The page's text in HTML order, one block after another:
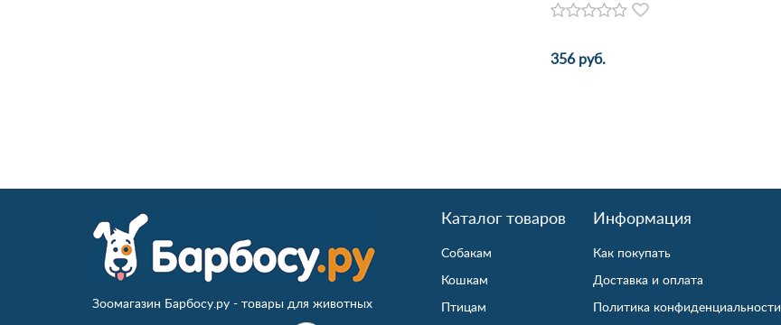
356 руб.
Зоомагазин Барбосу.ру - товары для животных
Каталог товаров
Собакам
Кошкам
Птицам
Информация
Как покупать
Доставка и оплата
Политика конфиденциальности